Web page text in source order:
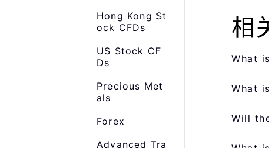
Hong Kong St
ock CFDs
US Stock CF
Ds
Precious Met
als
Forex
Advanced Tra
相
What
What
Will